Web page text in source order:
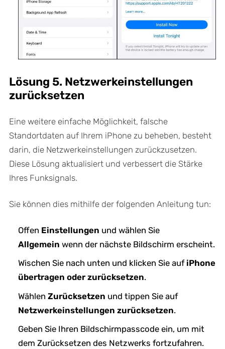
Lösung 5. Netzwerkeinstellungen
zurücksetzen
Eine weitere einfache Möglichkeit, falsche
Standortdaten auf Ihrem iPhone zu beheben, besteht
darin, die Netzwerkeinstellungen zurückzusetzen.
Diese Lösung aktualisiert und verbessert die Stärke
Ihres Funksignals.
Sie können dies mithilfe der folgenden Anleitung tun:
Offen Einstellungen und wählen Sie
Allgemein wenn der nächste Bildschirm erscheint.
Wischen Sie nach unten und klicken Sie auf iPhone
übertragen oder zurücksetzen.
Wählen Zurücksetzen und tippen Sie auf
Netzwerkeinstellungen zurücksetzen.
Geben Sie Ihren Bildschirmpasscode ein, um mit
dem Zurücksetzen des Netzwerks fortzufahren.